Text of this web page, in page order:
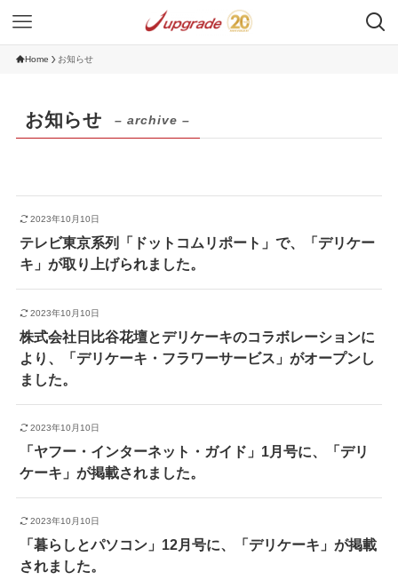
Home お知らせ
お知らせ – archive –
2023年10月10日
テレビ東京系列「ドットコムリポート」で、「デリケー
キ」が取り上げられました。
2023年10月10日
株式会社日比谷花壇とデリケーキのコラボレーションに
より、「デリケーキ・フラワーサービス」がオープンし
ました。
2023年10月10日
「ヤフー・インターネット・ガイド」1月号に、「デリ
ケーキ」が掲載されました。
2023年10月10日
「暮らしとパソコン」12月号に、「デリケーキ」が掲載
されました。